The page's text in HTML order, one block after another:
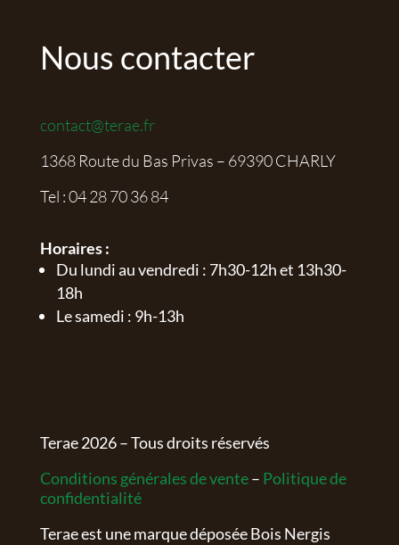
Nous contacter
contact@terae.fr
1368 Route du Bas Privas – 69390 CHARLY
Tel :04 28 70 36 84
Horaires :
Du lundi au vendredi : 7h30-12h et 13h30-
18h
Le samedi : 9h-13h
Terae2026– Tous droits réservés
Conditions générales de vente– Politique de
confidentialité
Terae est une marque déposée Bois Nergis